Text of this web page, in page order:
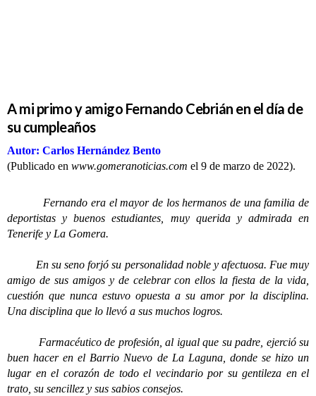
A mi primo y amigo Fernando Cebrián en el día de
su cumpleaños
Autor: Carlos Hernández Bento
(Publicado en www.gomeranoticias.com el 9 de marzo de 2022).
Fernando era el mayor de los hermanos de una familia de
deportistas y buenos estudiantes, muy querida y admirada en
Tenerife y La Gomera.
En su seno forjó su personalidad noble y afectuosa. Fue muy
amigo de sus amigos y de celebrar con ellos la fiesta de la vida,
cuestión que nunca estuvo opuesta a su amor por la disciplina.
Una disciplina que lo llevó a sus muchos logros.
Farmacéutico de profesión, al igual que su padre, ejerció su
buen hacer en el Barrio Nuevo de La Laguna, donde se hizo un
lugar en el corazón de todo el vecindario por su gentileza en el
trato, su sencillez y sus sabios consejos.